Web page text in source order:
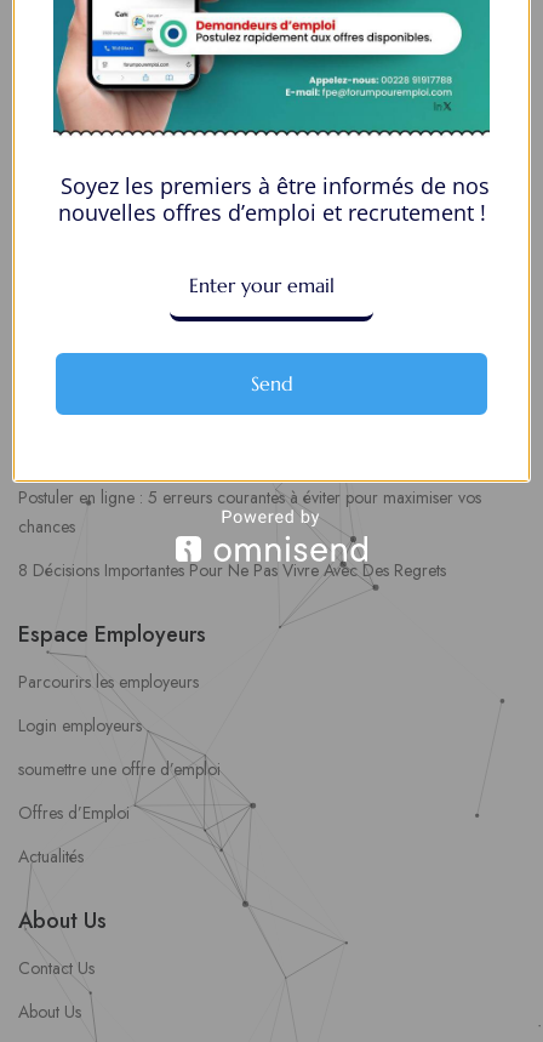
monde du travail. Que vous soyez à la recherche d’une nouvelle
opportunité professionnelle ou que vous souhaitiez recruter les meilleurs
talents
fpe@forumpouremploi.com / 0022891917788
Espaces Candidats
Parcourir les Candidats
Tableau de Bord
Alertes d’Emploi
Postuler en ligne : 5 erreurs courantes à éviter pour maximiser vos
chances
8 Décisions Importantes Pour Ne Pas Vivre Avec Des Regrets
Espace Employeurs
Parcourirs les employeurs
Login employeurs
soumettre une offre d’emploi
Offres d’Emploi
Actualités
About Us
Contact Us
About Us
Soyez les premiers à être informés de nos
nouvelles offres d’emploi et recrutement !
Send